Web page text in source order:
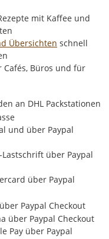
mit Kaffee und
Übersichten schnell
Cafés, Büros und für